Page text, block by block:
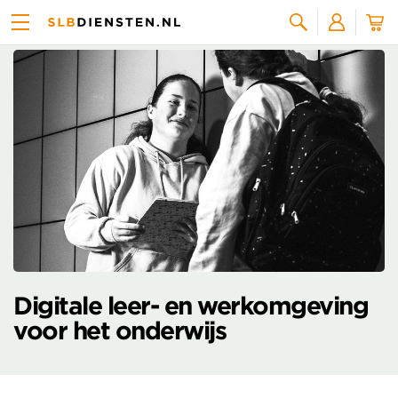
Zoeken
Thema's
Digitale leer- en werkomgeving
voor het onderwijs